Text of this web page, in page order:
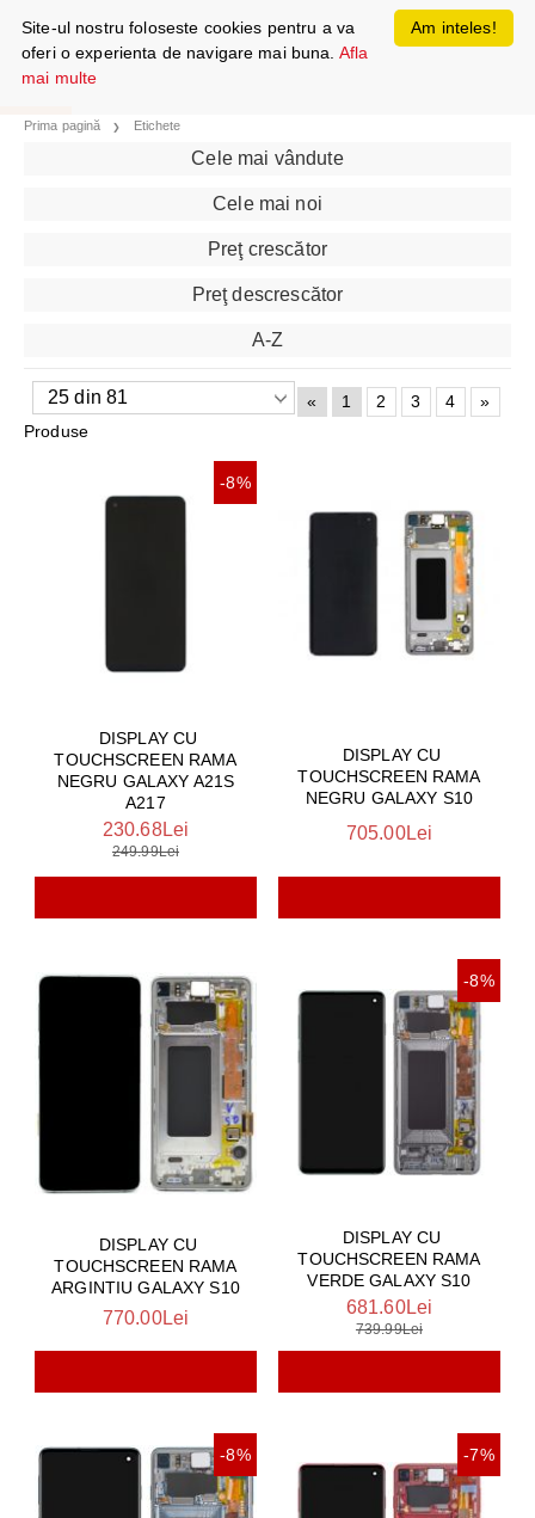
Prima pagină Etichete
Cele mai vândute
Cele mai noi
Preţ crescător
Preţ descrescător
A-Z
« 1 2 3 4
»
Produse
-8%
DISPLAY CU
TOUCHSCREEN RAMA
NEGRU GALAXY A21S
A217
230.68Lei
249.99Lei
DISPLAY CU
TOUCHSCREEN RAMA
NEGRU GALAXY S10
705.00Lei
DISPLAY CU
TOUCHSCREEN RAMA
ARGINTIU GALAXY S10
770.00Lei
-8%
DISPLAY CU
TOUCHSCREEN RAMA
VERDE GALAXY S10
681.60Lei
739.99Lei
-8% -7%
Am inteles!
Site-ul nostru foloseste cookies pentru a va
oferi o experienta de navigare mai buna. Afla
mai multe